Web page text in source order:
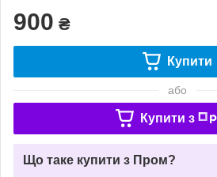
900 ₴
Купити
або
Купити з
Що таке купити з Пром?